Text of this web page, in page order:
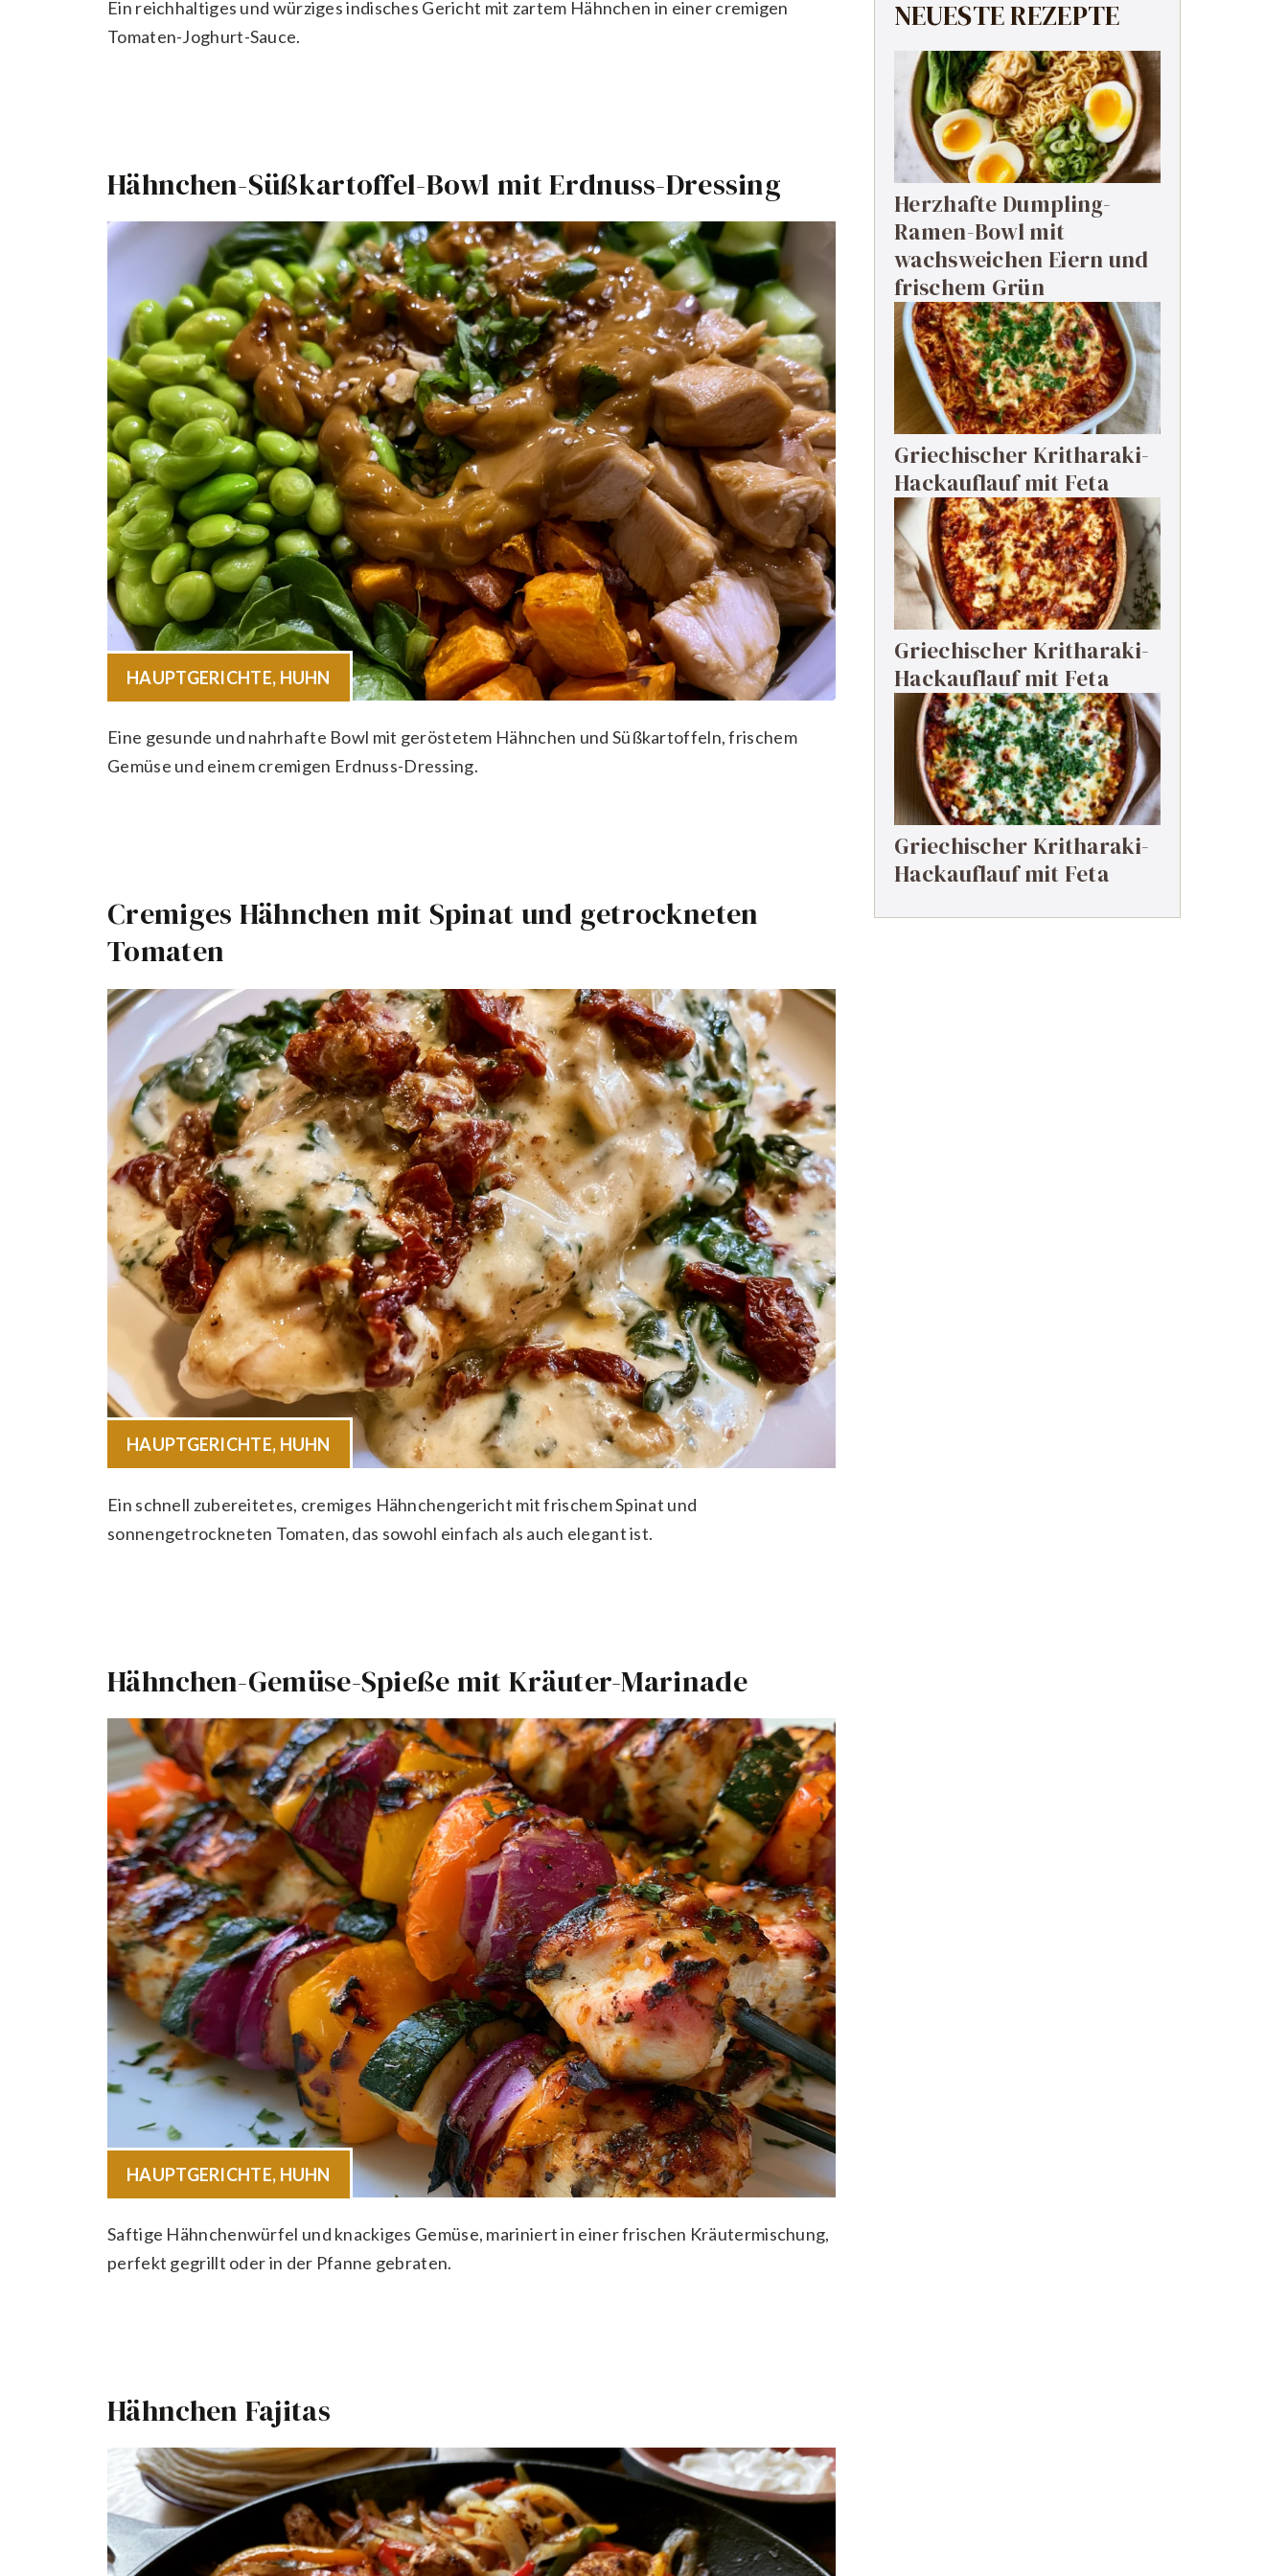
Ein reichhaltiges und würziges indisches Gericht mit zartem Hähnchen in einer cremigen
Tomaten-Joghurt-Sauce.
Hähnchen-Süßkartoffel-Bowl mit Erdnuss-Dressing
HAUPTGERICHTE, HUHN
Eine gesunde und nahrhafte Bowl mit geröstetem Hähnchen und Süßkartoffeln, frischem
Gemüse und einem cremigen Erdnuss-Dressing.
Cremiges Hähnchen mit Spinat und getrockneten
Tomaten
HAUPTGERICHTE, HUHN
Ein schnell zubereitetes, cremiges Hähnchengericht mit frischem Spinat und
sonnengetrockneten Tomaten, das sowohl einfach als auch elegant ist.
Hähnchen-Gemüse-Spieße mit Kräuter-Marinade
HAUPTGERICHTE, HUHN
Saftige Hähnchenwürfel und knackiges Gemüse, mariniert in einer frischen Kräutermischung,
perfekt gegrillt oder in der Pfanne gebraten.
Hähnchen Fajitas
NEUESTE REZEPTE
Herzhafte Dumpling-
Ramen-Bowl mit
wachsweichen Eiern und
frischem Grün
Griechischer Kritharaki-
Hackauflauf mit Feta
Griechischer Kritharaki-
Hackauflauf mit Feta
Griechischer Kritharaki-
Hackauflauf mit Feta